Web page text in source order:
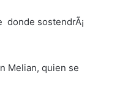
donde sostendrÃ¡
Melian, quien se